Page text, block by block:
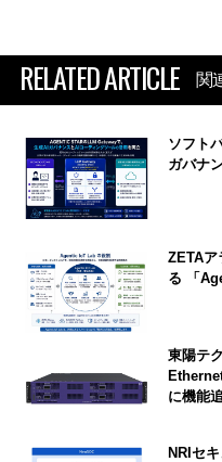
RELATED ARTICLE 関
ソフト
ガバナ
ZETAア
る 「
東陽テ
に機能
NRIセ